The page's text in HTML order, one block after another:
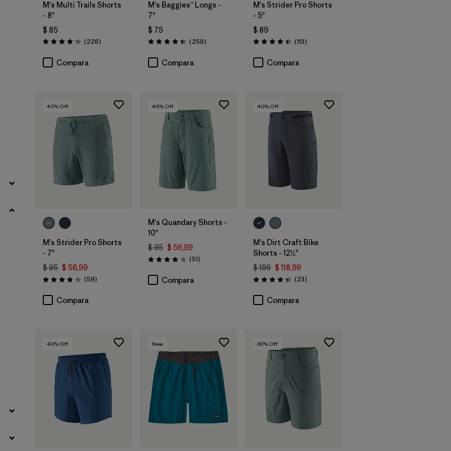
(16) (15)
Familia de productos
M's Multi Trails Shorts
- 8"
$ 85
Valoración: 4.2 / 5
(226Comentarios
)
Compara
M's Baggies™ Longs -
7"
$ 75
Valoración: 4.4 / 5
(259Comentarios
)
Compara
M's Strider Pro Shorts
- 5"
$ 89
Valoración: 4.4 / 5
(113Comentarios
)
Compara
40% Off
M's Strider Pro Shorts
- 7"
$ 95 $ 56,99
Valoración: 3.8 / 5
(59Comentarios
)
Compara
40% Off
M's Quandary Shorts -
10"
$ 95 $ 56,99
Valoración: 3.9 / 5
(51Comentarios
)
Compara
40% Off
M's Dirt Craft Bike
Shorts - 12½"
$ 199 $ 118,99
Valoración: 4.3 / 5
(23Comentarios
)
Compara
40% Off New 30% Off